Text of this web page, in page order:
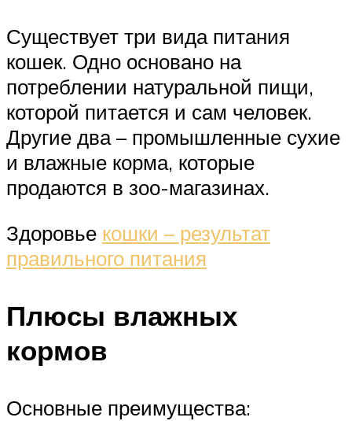
Существует три вида питания
кошек. Одно основано на
потреблении натуральной пищи,
которой питается и сам человек.
Другие два – промышленные сухие
и влажные корма, которые
продаются в зоо-магазинах.
Здоровье кошки – результат
правильного питания
Плюсы влажных
кормов
Основные преимущества: